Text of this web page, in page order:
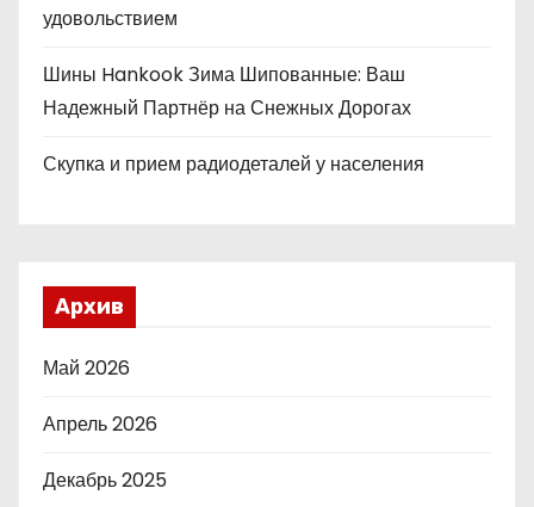
удовольствием
Шины Hankook Зима Шипованные: Ваш
Надежный Партнёр на Снежных Дорогах
Скупка и прием радиодеталей у населения
Архив
Май 2026
Апрель 2026
Декабрь 2025